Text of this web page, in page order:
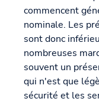
commencent
nominale. Les
sont donc
nombreuses
souvent un
qui n'est que
sécurité et les